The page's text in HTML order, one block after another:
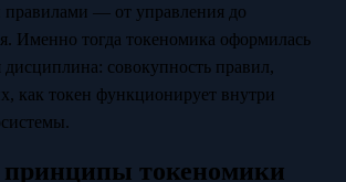
— от управления до
Именно тогда токеномика оформилась
дисциплина: совокупность правил,
как токен функционирует внутри
принципы токеномики